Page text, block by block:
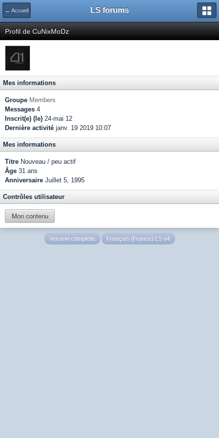
← Accueil LS forums
Profil de CuNixMoDz
Mes informations
Groupe Members
Messages 4
Inscrit(e) (le) 24-mai 12
Dernière activité janv. 19 2019 10:07
Mes informations
Titre Nouveau / peu actif
Âge 31 ans
Anniversaire Juillet 5, 1995
Contrôles utilisateur
Mon contenu
Version complète Français (France) LS v4